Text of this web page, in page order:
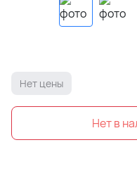
Нет цены